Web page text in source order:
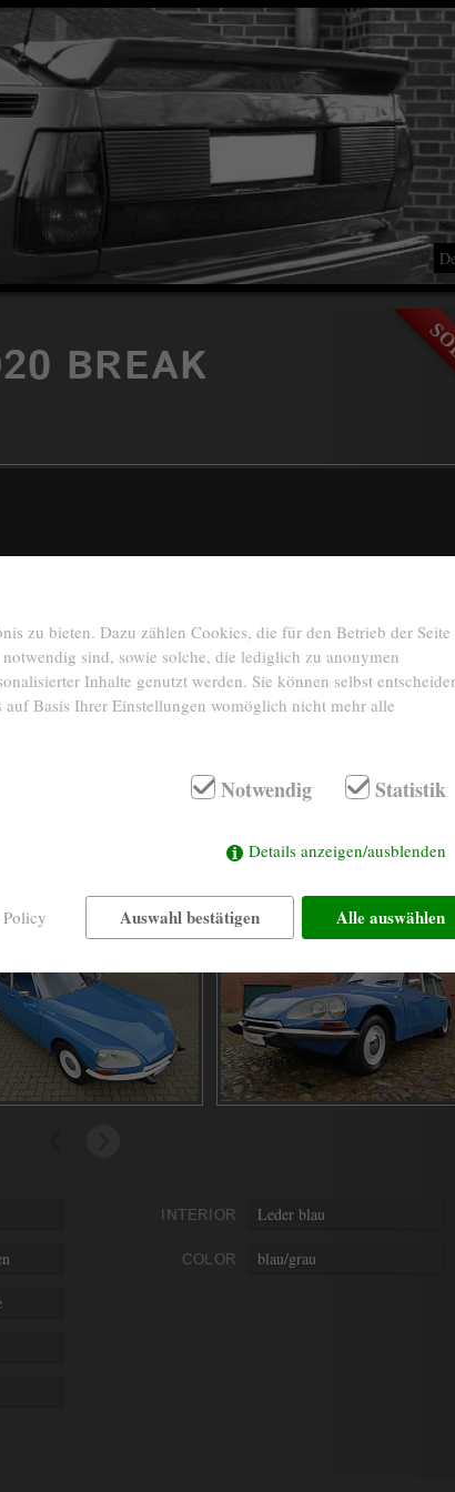
BREAK
INTERIOR Leder blau
COLOR blau/grau
zu bieten. Dazu zählen Cookies, die für den Betrieb der Seite
sind, sowie solche, die lediglich zu anonymen
Inhalte genutzt werden. Sie können selbst
Basis Ihrer Einstellungen womöglich nicht mehr alle
Notwendig Statistik
Details anzeigen/ausblenden
Auswahl bestätigen Alle auswählen